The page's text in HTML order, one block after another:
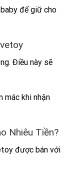
để giữ cho
Điều này sẽ
mác khi nhận
Nhiêu Tiền?
được bán với